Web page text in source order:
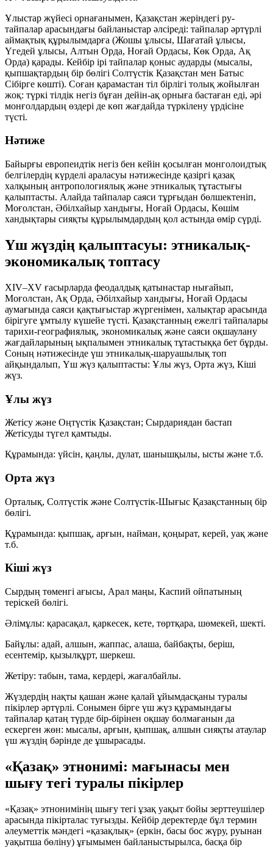
Ұлыстар жүйесі орнағанымен, Қазақстан жеріндегі ру-
тайпалар арасындағы байланыстар әлсіреді: тайпалар әртүрлі
аймақтық құрылымдарға (Жошы ұлысы, Шағатай ұлысы,
Үгедей ұлысы, Алтын Орда, Ноғай Ордасы, Көк Орда, Ақ
Орда) қарады. Кейбір ірі тайпалар қоныс аударды (мысалы,
қыпшақтардың бір бөлігі Солтүстік Қазақстан мен Батыс
Сібірге көшті). Соған қарамастан тіл бірлігі толық жойылған
жоқ: түркі тілдік негіз бұған дейін-ақ орныға бастаған еді, әрі
монғолдардың өздері де көп жағдайда түркілену үрдісіне
түсті.
Нәтиже
Байырғы европеидтік негіз бен кейін қосылған монголоидтық
белгілердің күрделі араласуы нәтижесінде қазіргі қазақ
халқының антропологиялық және этникалық тұтастығы
қалыптасты. Алайда тайпалар саяси тұрғыдан бөлшектеніп,
Моғолстан, Әбілхайыр хандығы, Ноғай Ордасы, Көшім
хандықтары сияқты құрылымдардың қол астында өмір сүрді.
Үш жүздің қалыптасуы: этникалық-
экономикалық топтасу
XIV–XV ғасырларда феодалдық қатынастар нығайып,
Моғолстан, Ақ Орда, Әбілхайыр хандығы, Ноғай Ордасы
аумағында саяси қақтығыстар жүргенімен, халықтар арасында
бірігуге ұмтылу күшейе түсті. Қазақстанның ежелгі тайпалары
тарихи-географиялық, экономикалық және саяси оқшаулану
жағдайларының ықпалымен этникалық тұтастыққа бет бұрды.
Соның нәтижесінде үш этникалық-шаруашылық топ
айқындалып, Үш жүз қалыптасты: Ұлы жүз, Орта жүз, Кіші
жүз.
Ұлы жүз
Жетісу және Оңтүстік Қазақстан; Сырдариядан бастап
Жетісуды түгел қамтыды.
Құрамында: үйсін, қаңлы, дулат, шанышқылы, ысты және т.б.
Орта жүз
Орталық, Солтүстік және Солтүстік-Шығыс Қазақстанның бір
бөлігі.
Құрамында: қыпшақ, арғын, найман, қоңырат, керей, уақ және
т.б.
Кіші жүз
Сырдың төменгі ағысы, Арал маңы, Каспий ойпатының
теріскей бөлігі.
Әлімұлы: қарасақал, қаркесек, кете, төртқара, шөмекей, шекті.
Байұлы: адай, алшын, жаппас, алаша, байбақты, беріш,
есентемір, қызылқұрт, шеркеш.
Жетіру: табын, тама, кердері, жағалбайлы.
Жүздердің нақты қашан және қалай ұйымдасқаны туралы
пікірлер әртүрлі. Сонымен бірге үш жүз құрамындағы
тайпалар қатаң түрде бір-бірінен оқшау болмағанын да
ескерген жөн: мысалы, арғын, қыпшақ, алшын сияқты атаулар
үш жүздің бәрінде де ұшырасады.
«Қазақ» этнонимі: мағынасы мен
шығу тегі туралы пікірлер
«Қазақ» этнонимінің шығу тегі ұзақ уақыт бойы зерттеушілер
арасында пікірталас туғызды. Кейбір деректерде бұл термин
әлеуметтік мәндегі «қазақлық» (еркін, басы бос жүру, руынан
уақытша бөліну) ұғымымен байланыстырылса, басқа бір